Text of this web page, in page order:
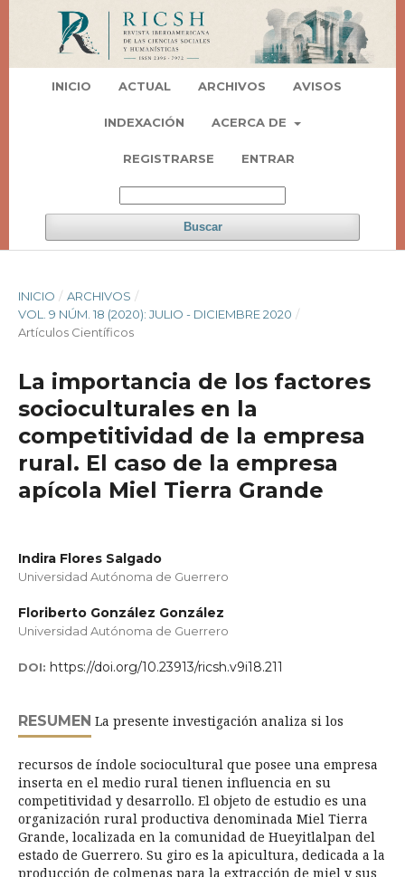
INICIO ACTUAL ARCHIVOS AVISOS
INDEXACIÓN ACERCA DE
REGISTRARSE ENTRAR
Buscar
INICIO / ARCHIVOS /
VOL. 9 NÚM. 18 (2020): JULIO - DICIEMBRE 2020 /
Artí­culos Científicos
La importancia de los factores
socioculturales en la
competitividad de la empresa
rural. El caso de la empresa
apícola Miel Tierra Grande
Indira Flores Salgado
Universidad Autónoma de Guerrero
Floriberto González González
Universidad Autónoma de Guerrero
DOI: https://doi.org/10.23913/ricsh.v9i18.211
RESUMEN La presente investigación analiza si los
recursos de índole sociocultural que posee una empresa
inserta en el medio rural tienen influencia en su
competitividad y desarrollo. El objeto de estudio es una
organización rural productiva denominada Miel Tierra
Grande, localizada en la comunidad de Hueyitlalpan del
estado de Guerrero. Su giro es la apicultura, dedicada a la
producción de colmenas para la extracción de miel y sus